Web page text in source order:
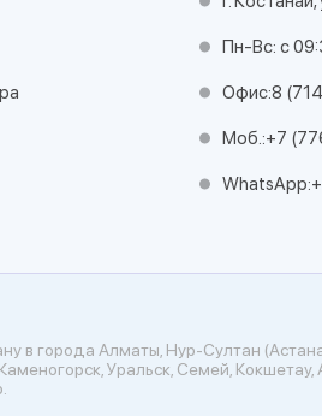
Пн-Вс: с
Офис:8
Моб.:+7
WhatsApp:
в города Алматы, Нур-Султан
Уральск, Семей,